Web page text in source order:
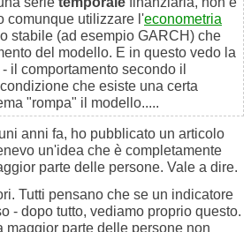
comunque utilizzare l'econometria
stabile (ad esempio GARCH) che
del modello. E in questo vedo la
il comportamento secondo il
che esiste una certa
"rompa" il modello.....
anni fa, ho pubblicato un articolo
un'idea che è completamente
parte delle persone. Vale a dire.
Tutti pensano che se un indicatore
- dopo tutto, vediamo proprio questo.
maggior parte delle persone non